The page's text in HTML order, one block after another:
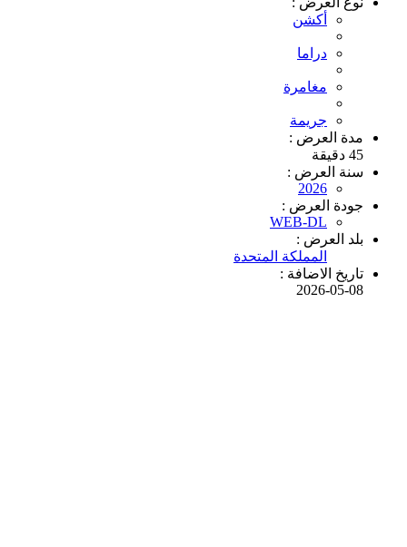
أكشن
دراما
مغامرة
جريمة
مدة العرض :
45 دقيقة
سنة العرض :
2026
جودة العرض :
WEB-DL
بلد العرض :
المملكة المتحدة
تاريخ الاضافة :
2026-05-08